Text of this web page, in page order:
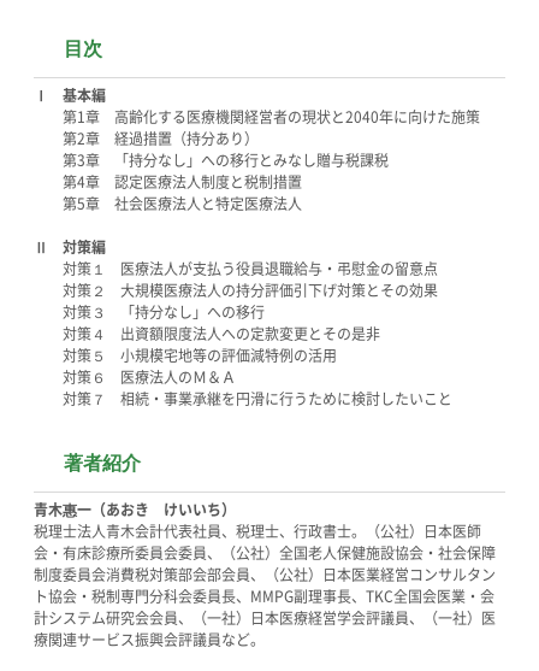
目次
Ⅰ 基本編
第1章 高齢化する医療機関経営者の現状と2040年に向けた施策
第2章 経過措置（持分あり）
第3章 「持分なし」への移行とみなし贈与税課税
第4章 認定医療法人制度と税制措置
第5章 社会医療法人と特定医療法人
Ⅱ 対策編
対策１ 医療法人が支払う役員退職給与・弔慰金の留意点
対策２ 大規模医療法人の持分評価引下げ対策とその効果
対策３ 「持分なし」への移行
対策４ 出資額限度法人への定款変更とその是非
対策５ 小規模宅地等の評価減特例の活用
対策６ 医療法人のＭ＆Ａ
対策７ 相続・事業承継を円滑に行うために検討したいこと
著者紹介
青木惠一（あおき けいいち）
税理士法人青木会計代表社員、税理士、行政書士。（公社）日本医師
会・有床診療所委員会委員、（公社）全国老人保健施設協会・社会保障
制度委員会消費税対策部会部会員、（公社）日本医業経営コンサルタン
ト協会・税制専門分科会委員長、MMPG副理事長、TKC全国会医業・会
計システム研究会会員、（一社）日本医療経営学会評議員、（一社）医
療関連サービス振興会評議員など。